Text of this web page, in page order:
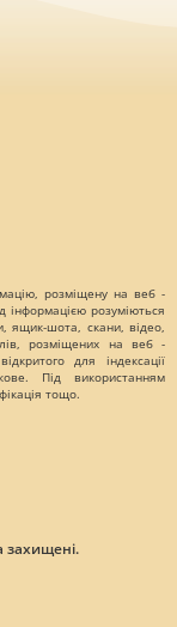
розміщену на веб -
інформацією розуміються
ящик-шота, скани, відео,
розміщених на веб -
для індексації
Під використанням
тощо.
захищені.